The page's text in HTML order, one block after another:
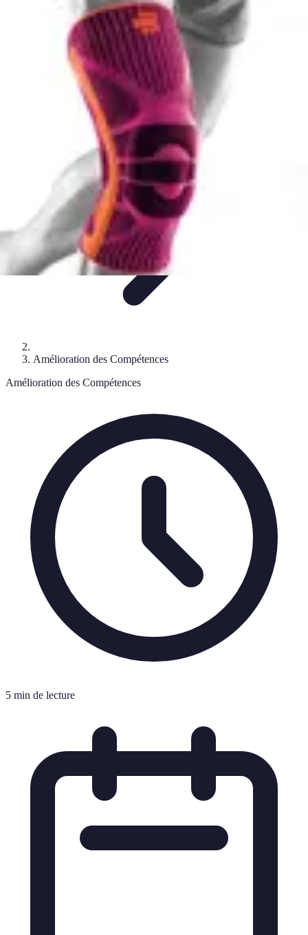
Méthodes de Formation Conception de formation
Formation sur
Formation et MéthodologiesOptimisation du Training
Training Pro
Amélioration des Compétences
Amélioration des Compétences
5 min de lecture